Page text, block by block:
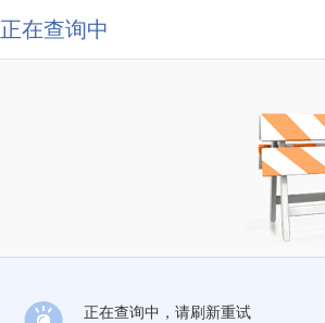
正在查询中
正在查询中，请刷新重试